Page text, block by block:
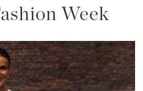
Week